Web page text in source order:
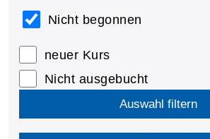
Nicht begonnen
neuer Kurs
Nicht ausgebucht
Auswahl filtern